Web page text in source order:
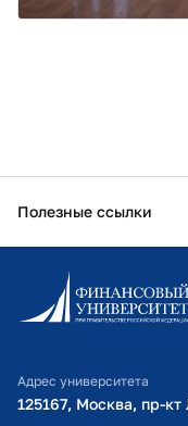
Полезные ссылки
Информационно-
Личный кабинет
Оплата обучения
Адрес университета
125167, Москва, пр-